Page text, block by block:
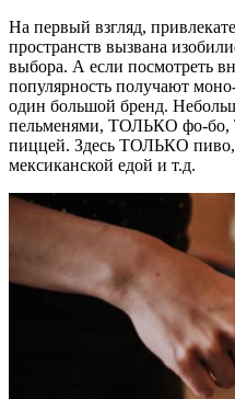
На первый взгляд,
пространств вызвана
выбора. А если посмотреть
популярность получают
один большой бренд.
пельменями, ТОЛЬКО фо-
пиццей. Здесь ТОЛЬКО
мексиканской едой и т.д.